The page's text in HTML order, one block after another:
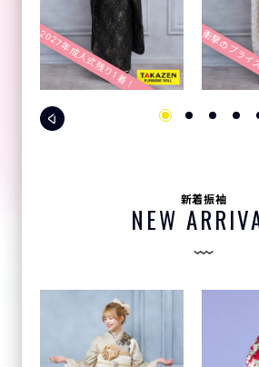
2027年成人式残り1着！ 衝撃のプラ
新着振袖
NEW